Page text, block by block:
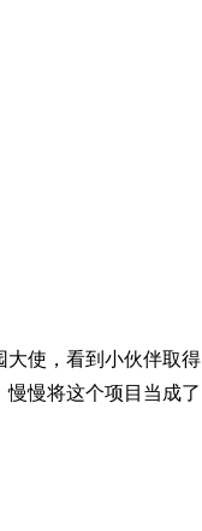
使，看到小伙伴取得
慢将这个项目当成了